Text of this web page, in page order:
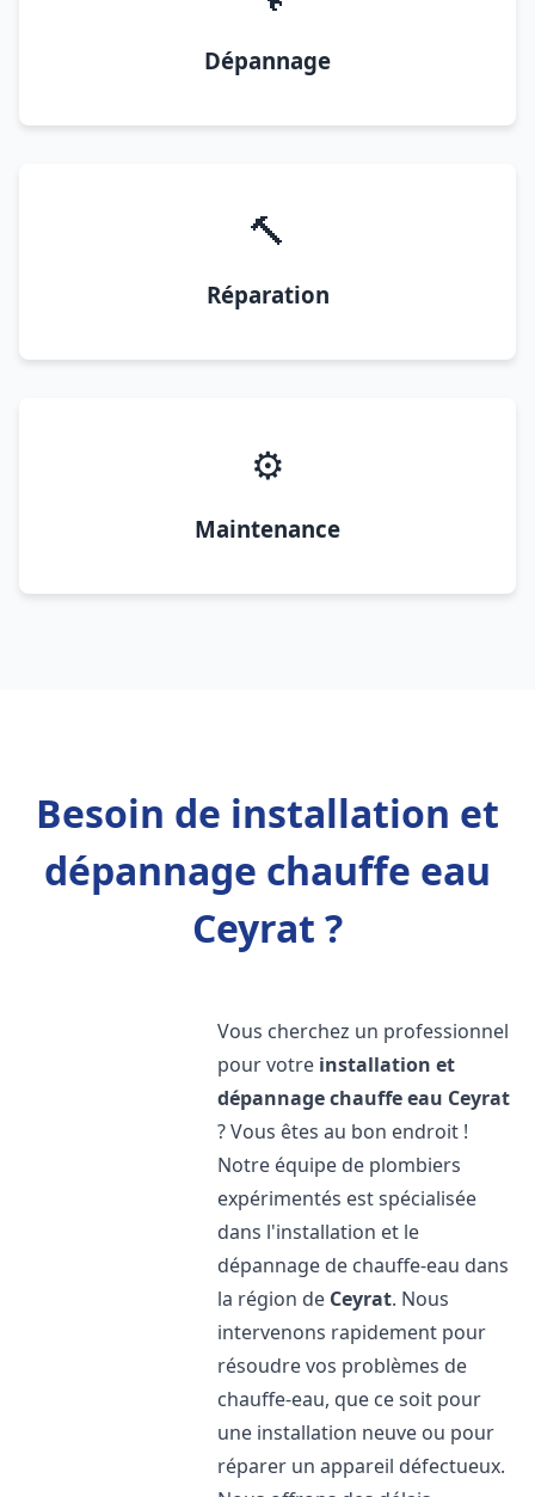
Dépannage
🔨
Réparation
⚙️
Maintenance
Besoin de installation et
dépannage chauffe eau
Ceyrat ?
Vous cherchez un professionnel
pour votre installation et
dépannage chauffe eau Ceyrat
? Vous êtes au bon endroit !
Notre équipe de plombiers
expérimentés est spécialisée
dans l'installation et le
dépannage de chauffe-eau dans
la région de Ceyrat. Nous
intervenons rapidement pour
résoudre vos problèmes de
chauffe-eau, que ce soit pour
une installation neuve ou pour
réparer un appareil défectueux.